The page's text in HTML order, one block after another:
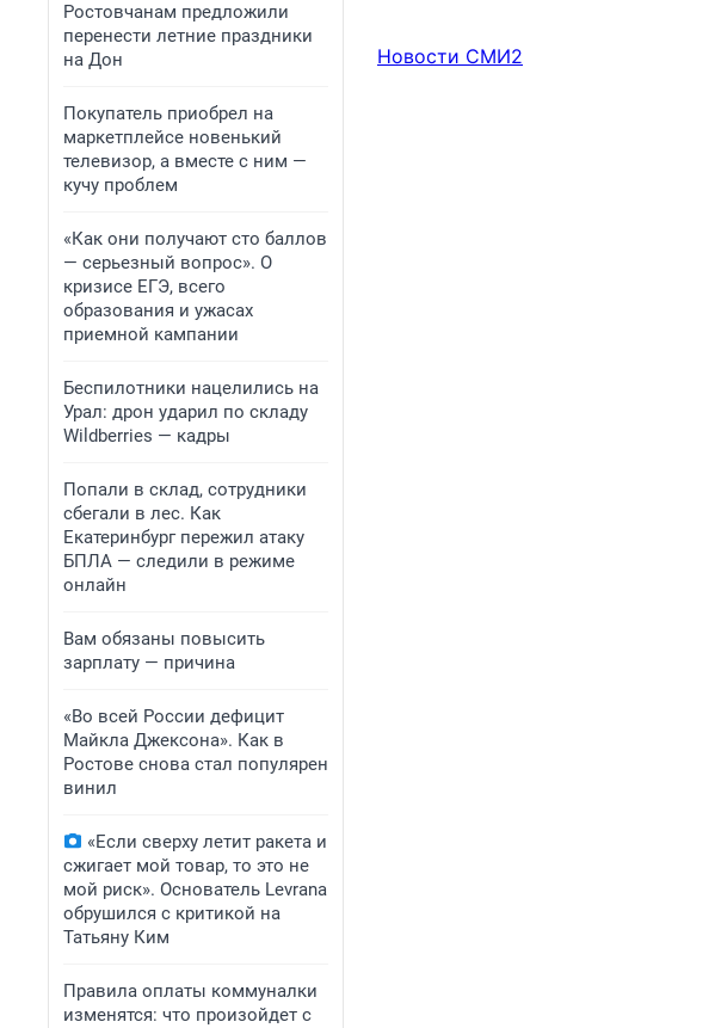
Ростовчанам предложили
перенести летние праздники
на Дон
Покупатель приобрел на
маркетплейсе новенький
телевизор, а вместе с ним —
кучу проблем
«Как они получают сто баллов
— серьезный вопрос». О
кризисе ЕГЭ, всего
образования и ужасах
приемной кампании
Беспилотники нацелились на
Урал: дрон ударил по складу
Wildberries — кадры
Попали в склад, сотрудники
сбегали в лес. Как
Екатеринбург пережил атаку
БПЛА — следили в режиме
онлайн
Вам обязаны повысить
зарплату — причина
«Во всей России дефицит
Майкла Джексона». Как в
Ростове снова стал популярен
винил
«Если сверху летит ракета и
сжигает мой товар, то это не
мой риск». Основатель Levrana
обрушился с критикой на
Татьяну Ким
Правила оплаты коммуналки
изменятся: что произойдет с
Новости СМИ2